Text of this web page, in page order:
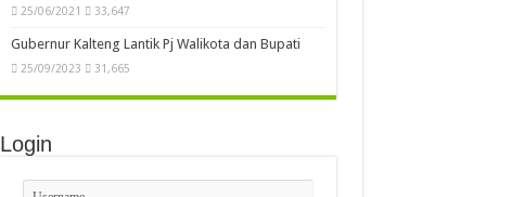
25/06/2021 33,647
Gubernur Kalteng Lantik Pj Walikota dan Bupati
25/09/2023 31,665
Login